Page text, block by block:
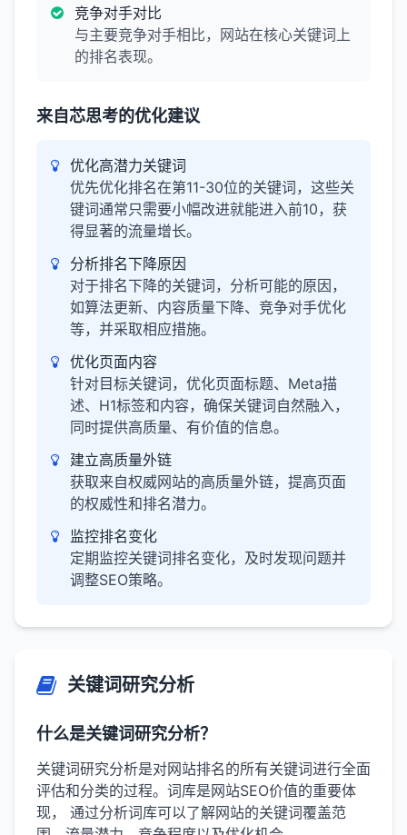
竞争对手对比
与主要竞争对手相比，网站在核心关键词上
的排名表现。
来自芯思考的优化建议
优化高潜力关键词
优先优化排名在第11-30位的关键词，这些关
键词通常只需要小幅改进就能进入前10，获
得显著的流量增长。
分析排名下降原因
对于排名下降的关键词，分析可能的原因，
如算法更新、内容质量下降、竞争对手优化
等，并采取相应措施。
优化页面内容
针对目标关键词，优化页面标题、Meta描
述、H1标签和内容，确保关键词自然融入，
同时提供高质量、有价值的信息。
建立高质量外链
获取来自权威网站的高质量外链，提高页面
的权威性和排名潜力。
监控排名变化
定期监控关键词排名变化，及时发现问题并
调整SEO策略。
关键词研究分析
什么是关键词研究分析？
关键词研究分析是对网站排名的所有关键词进行全面
评估和分类的过程。词库是网站SEO价值的重要体
现， 通过分析词库可以了解网站的关键词覆盖范